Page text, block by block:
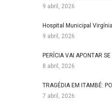
9 abril, 2026
Hospital Municipal
9 abril, 2026
PERÍCIA VAI APONTAR
8 abril, 2026
TRAGÉDIA EM ITAMBÉ:
7 abril, 2026